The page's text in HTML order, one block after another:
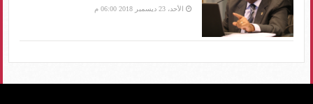
الأحد، 23 ديسمبر 2018 06:00 م